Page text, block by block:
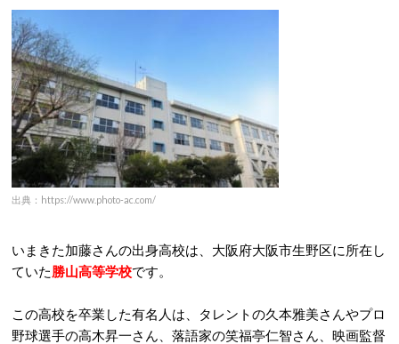
出典：https://www.photo-ac.com/
いまきた加藤さんの出身高校は、大阪府大阪市生野区に所在し
ていた勝山高等学校です。
この高校を卒業した有名人は、タレントの久本雅美さんやプロ
野球選手の高木昇一さん、落語家の笑福亭仁智さん、映画監督